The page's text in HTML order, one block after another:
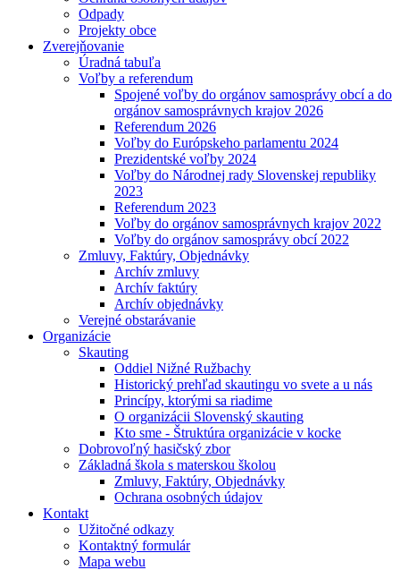
Odpady
Projekty obce
Zverejňovanie
Úradná tabuľa
Voľby a referendum
Spojené voľby do orgánov samosprávy obcí a do
orgánov samosprávnych krajov 2026
Referendum 2026
Voľby do Európskeho parlamentu 2024
Prezidentské voľby 2024
Voľby do Národnej rady Slovenskej republiky
2023
Referendum 2023
Voľby do orgánov samosprávnych krajov 2022
Voľby do orgánov samosprávy obcí 2022
Zmluvy, Faktúry, Objednávky
Archív zmluvy
Archív faktúry
Archív objednávky
Verejné obstarávanie
Organizácie
Skauting
Oddiel Nižné Ružbachy
Historický prehľad skautingu vo svete a u nás
Princípy, ktorými sa riadime
O organizácii Slovenský skauting
Kto sme - Štruktúra organizácie v kocke
Dobrovoľný hasičský zbor
Základná škola s materskou školou
Zmluvy, Faktúry, Objednávky
Ochrana osobných údajov
Kontakt
Užitočné odkazy
Kontaktný formulár
Mapa webu